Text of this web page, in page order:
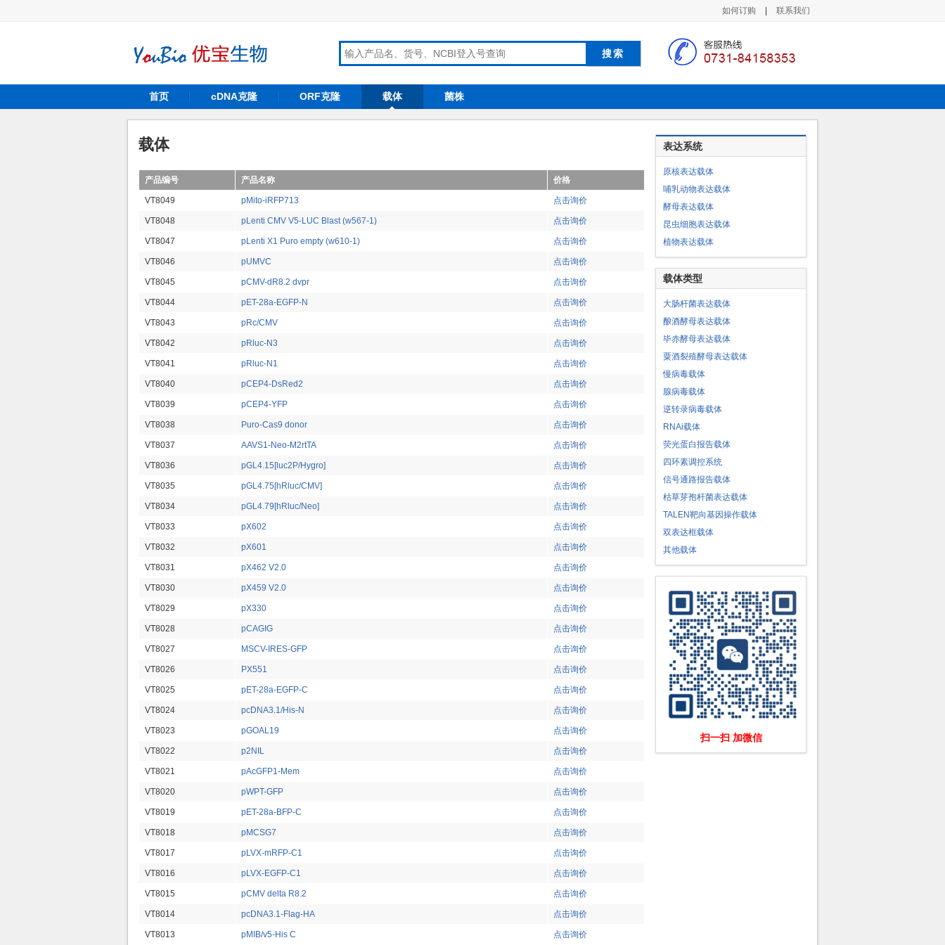
如何订购 联系我们
首页 cDNA克隆 ORF克隆 载体 菌株
载体
产品编号 产品名称 价格
VT8049 pMito-iRFP713 点击询价
VT8048 pLenti CMV V5-LUC Blast (w567-1) 点击询价
VT8047 pLenti X1 Puro empty (w610-1) 点击询价
VT8046 pUMVC 点击询价
VT8045 pCMV-dR8.2 dvpr 点击询价
VT8044 pET-28a-EGFP-N 点击询价
VT8043 pRc/CMV 点击询价
VT8042 pRluc-N3 点击询价
VT8041 pRluc-N1 点击询价
VT8040 pCEP4-DsRed2 点击询价
VT8039 pCEP4-YFP 点击询价
VT8038 Puro-Cas9 donor 点击询价
VT8037 AAVS1-Neo-M2rtTA 点击询价
VT8036 pGL4.15[luc2P/Hygro] 点击询价
VT8035 pGL4.75[hRluc/CMV] 点击询价
VT8034 pGL4.79[hRluc/Neo] 点击询价
VT8033 pX602 点击询价
VT8032 pX601 点击询价
VT8031 pX462 V2.0 点击询价
VT8030 pX459 V2.0 点击询价
VT8029 pX330 点击询价
VT8028 pCAGIG 点击询价
VT8027 MSCV-IRES-GFP 点击询价
VT8026 PX551 点击询价
VT8025 pET-28a-EGFP-C 点击询价
VT8024 pcDNA3.1/His-N 点击询价
VT8023 pGOAL19 点击询价
VT8022 p2NIL 点击询价
VT8021 pAcGFP1-Mem 点击询价
VT8020 pWPT-GFP 点击询价
VT8019 pET-28a-BFP-C 点击询价
VT8018 pMCSG7 点击询价
VT8017 pLVX-mRFP-C1 点击询价
VT8016 pLVX-EGFP-C1 点击询价
VT8015 pCMV delta R8.2 点击询价
VT8014 pcDNA3.1-Flag-HA 点击询价
VT8013 pMIB/v5-His C 点击询价
表达系统
原核表达载体
哺乳动物表达载体
酵母表达载体
昆虫细胞表达载体
植物表达载体
载体类型
大肠杆菌表达载体
酿酒酵母表达载体
毕赤酵母表达载体
粟酒裂殖酵母表达载体
慢病毒载体
腺病毒载体
逆转录病毒载体
RNAi载体
荧光蛋白报告载体
四环素调控系统
信号通路报告载体
枯草芽孢杆菌表达载体
TALEN靶向基因操作载体
双表达框载体
其他载体
扫一扫 加微信